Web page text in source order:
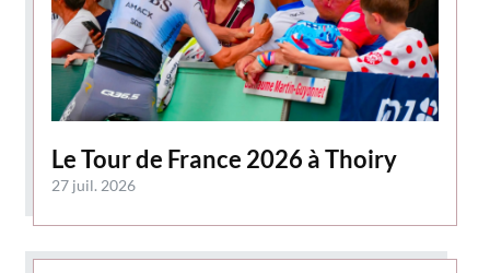
Le Tour de France 2026 à Thoiry
27 juil. 2026